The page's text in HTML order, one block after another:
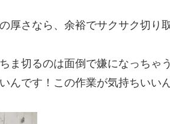
厚さなら、余裕でサクサク切り
ま切るのは面倒で嫌になっちゃ
んです！この作業が気持ちいい